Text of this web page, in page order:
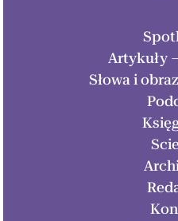
Artykuły
Słowa i